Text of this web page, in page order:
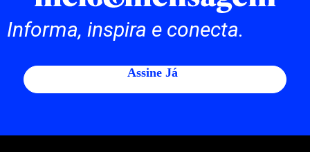
Informa, inspira e conecta.
Assine Já